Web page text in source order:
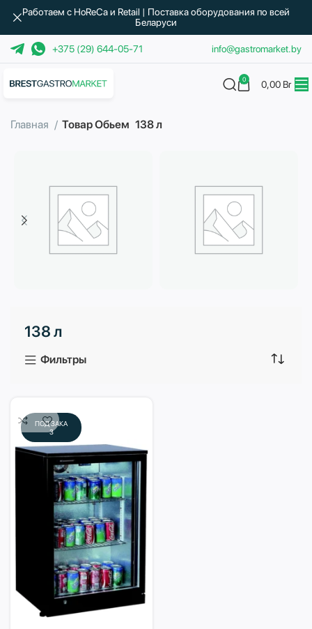
+375 (29) 644-05-71 info@gastromarket.by
0 0,00 Br
Главная Товар Обьем 138 л
3 продукта
138 л
Фильтры
ПОД ЗАКА
З
Работаем с HoReCa и Retail | Поставка оборудования по всей
Беларуси